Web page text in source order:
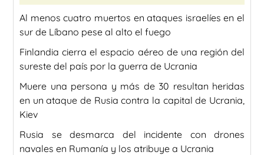
Al menos cuatro muertos en ataques israelíes en el
sur de Líbano pese al alto el fuego
Finlandia cierra el espacio aéreo de una región del
sureste del país por la guerra de Ucrania
Muere una persona y más de 30 resultan heridas
en un ataque de Rusia contra la capital de Ucrania,
Kiev
Rusia se desmarca del incidente con drones
navales en Rumanía y los atribuye a Ucrania